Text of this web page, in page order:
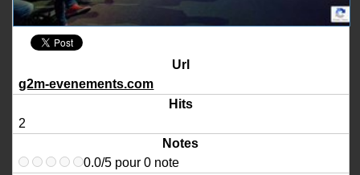
Url
g2m-evenements.com
Hits
2
Notes
0.0/5 pour0 note